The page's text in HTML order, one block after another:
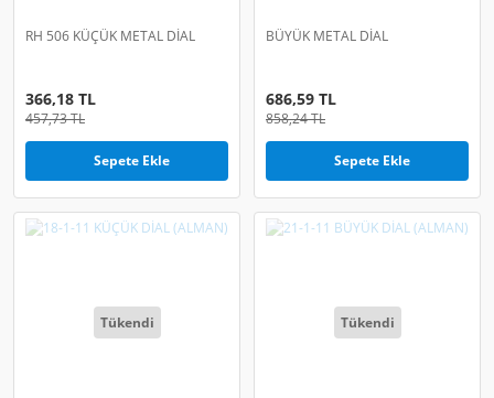
RH 506 KÜÇÜK METAL DİAL
366,18 TL
457,73 TL
Sepete Ekle
BÜYÜK METAL DİAL
686,59 TL
858,24 TL
Sepete Ekle
Tükendi Tükendi